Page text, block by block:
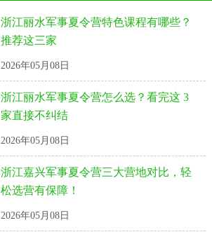
浙江丽水军事夏令营特色课程有哪些？
推荐这三家
2026年05月08日
浙江丽水军事夏令营怎么选？看完这 3
家直接不纠结
2026年05月08日
浙江嘉兴军事夏令营三大营地对比，轻
松选营有保障！
2026年05月08日